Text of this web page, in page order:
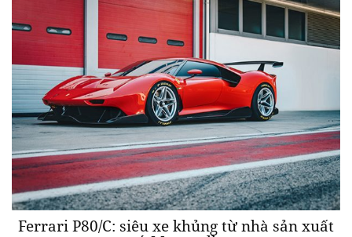
Ferrari P80/C: siêu xe khủng từ ​​nhà sản xuất